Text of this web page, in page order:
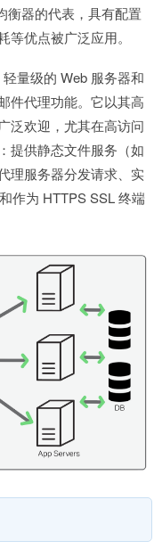
衡器的代表，具有配置
优点被广泛应用。
量级的 Web 服务器和
件代理功能。它以其高
泛欢迎，尤其在高访问
提供静态文件服务（如
理服务器分发请求、实
作为 HTTPS SSL 终端